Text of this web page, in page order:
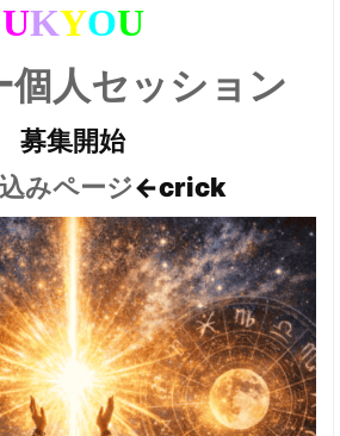
UKYOU
個人セッション
募集開始
みページ←crick